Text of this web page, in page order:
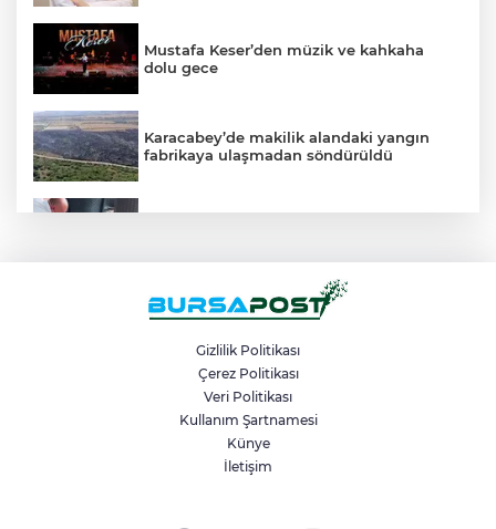
Mustafa Keser’den müzik ve kahkaha
dolu gece
Karacabey’de makilik alandaki yangın
fabrikaya ulaşmadan söndürüldü
Bursa’da binlerce kişi meteor yağmuru
Bursa’da huzur uygulaması: 21 aranan
şahıs yakalandı, 388 bin TL ceza kesildi
Gizlilik Politikası
Çerez Politikası
Veri Politikası
Kullanım Şartnamesi
Künye
İletişim